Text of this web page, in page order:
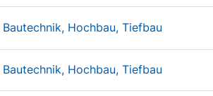
Bautechnik, Hochbau, Tiefbau
Bautechnik, Hochbau, Tiefbau